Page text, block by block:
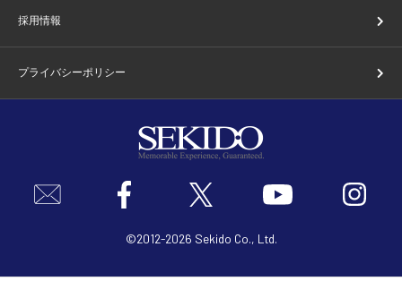
採用情報
プライバシーポリシー
©2012-2026 Sekido Co., Ltd.